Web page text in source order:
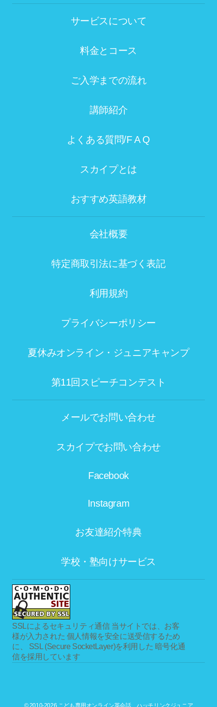
サービスについて
料金とコース
ご入学までの流れ
講師紹介
よくある質問/F A Q
スカイプとは
おすすめ英語教材
会社概要
特定商取引法に基づく表記
利用規約
プライバシーポリシー
夏休みオンライン・ジュニアキャンプ
第11回スピーチコンテスト
メールでお問い合わせ
スカイプでお問い合わせ
Facebook
Instagram
お友達紹介特典
学校・塾向けサービス
SSLによるセキュリティ通信 当サイトでは、お客
様が入力された 個人情報を安全に送受信するため
に、 SSL (Secure SocketLayer)を利用した 暗号化通
信を採用しています
© 2010-2026 こども専用オンライン英会話 ハッチリンクジュニア